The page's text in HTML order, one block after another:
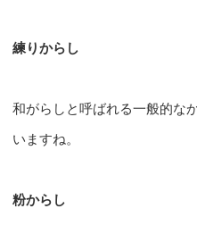
練りからし
和がらしと呼ばれる一般的な
いますね。
粉からし